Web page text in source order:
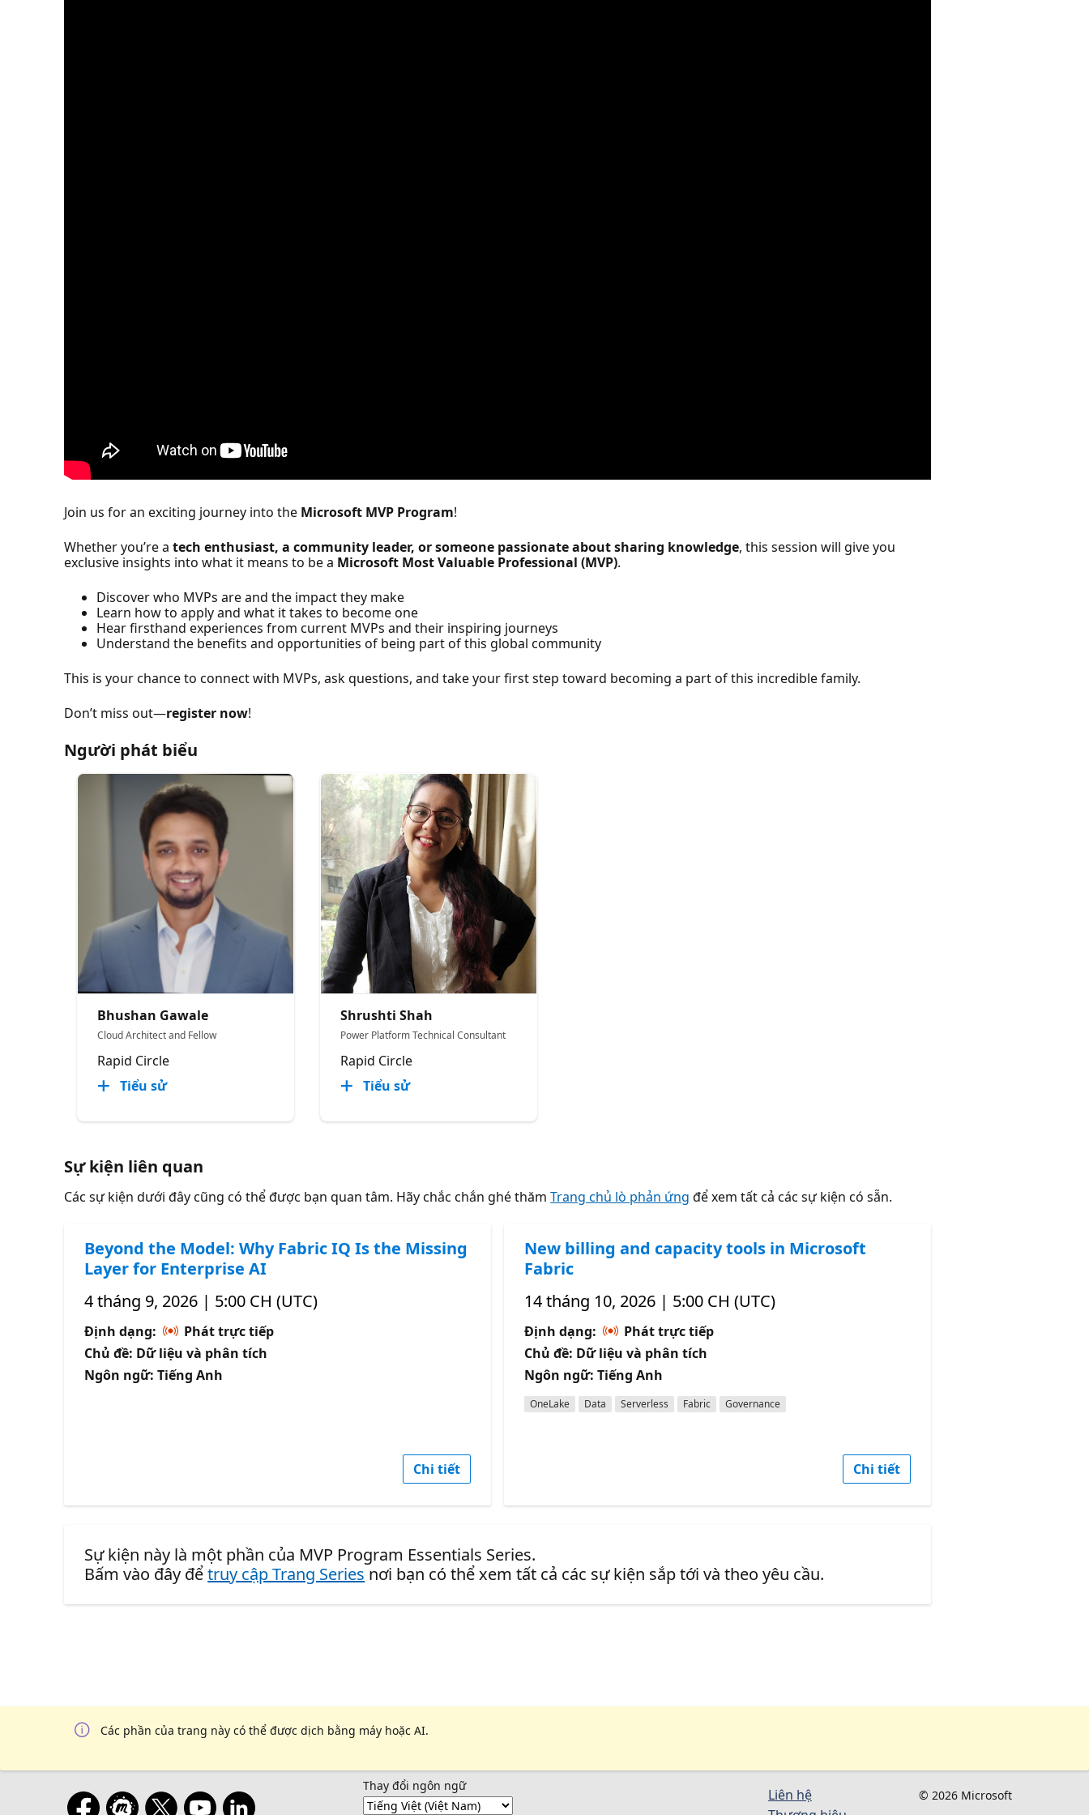
Join us for an exciting journey into the Microsoft MVP Program!
Whether you’re atech enthusiast, a community leader, or someone passionate about sharing knowledge, this session will give you
exclusive insights into what it means to be a Microsoft Most Valuable Professional (MVP).
Discover who MVPs are and the impact they make
Learn how to apply and what it takes to become one
Hear firsthand experiences from current MVPs and their inspiring journeys
Understand the benefits and opportunities of being part of this global community
This is your chance to connect with MVPs, ask questions, and take your first step toward becoming a part of this incredible family.
Don’t miss out—register now!
Người phát biểu
Bhushan Gawale
Cloud Architect and Fellow
Rapid Circle
Tiểu sử
Shrushti Shah
Power Platform Technical Consultant
Rapid Circle
Tiểu sử
Sự kiện liên quan
Các sự kiện dưới đây cũng có thể được bạn quan tâm. Hãy chắc chắn ghé thămTrang chủ lò phản ứng để xem tất cả các sự kiện có sẵn.
Beyond the Model: Why Fabric IQ Is the Missing
Layer for Enterprise AI
4 tháng 9, 2026 | 5:00 CH (UTC)
Định dạng:
Phát trực tiếp
Chủ đề: Dữ liệu và phân tích
Ngôn ngữ: Tiếng Anh
Chi tiết
New billing and capacity tools in Microsoft
Fabric
14 tháng 10, 2026 | 5:00 CH (UTC)
Định dạng:
Phát trực tiếp
Chủ đề: Dữ liệu và phân tích
Ngôn ngữ: Tiếng Anh
OneLake Data Serverless Fabric Governance
Chi tiết
Sự kiện này là một phần của MVP Program Essentials Series.
Bấm vào đây đểtruy cập Trang Series nơi bạn có thể xem tất cả các sự kiện sắp tới và theo yêu cầu.
Các phần của trang này có thể được dịch bằng máy hoặc AI.
Thay đổi ngôn ngữ
Liên hệ
© 2026 Microsoft